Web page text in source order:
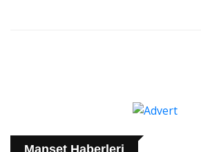
Manşet Haberleri